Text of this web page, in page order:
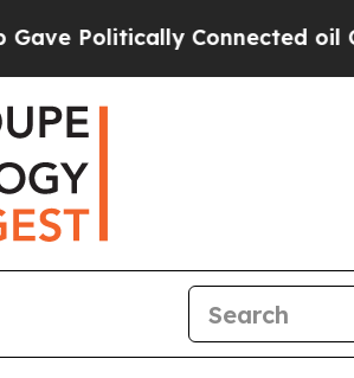
Connected oil